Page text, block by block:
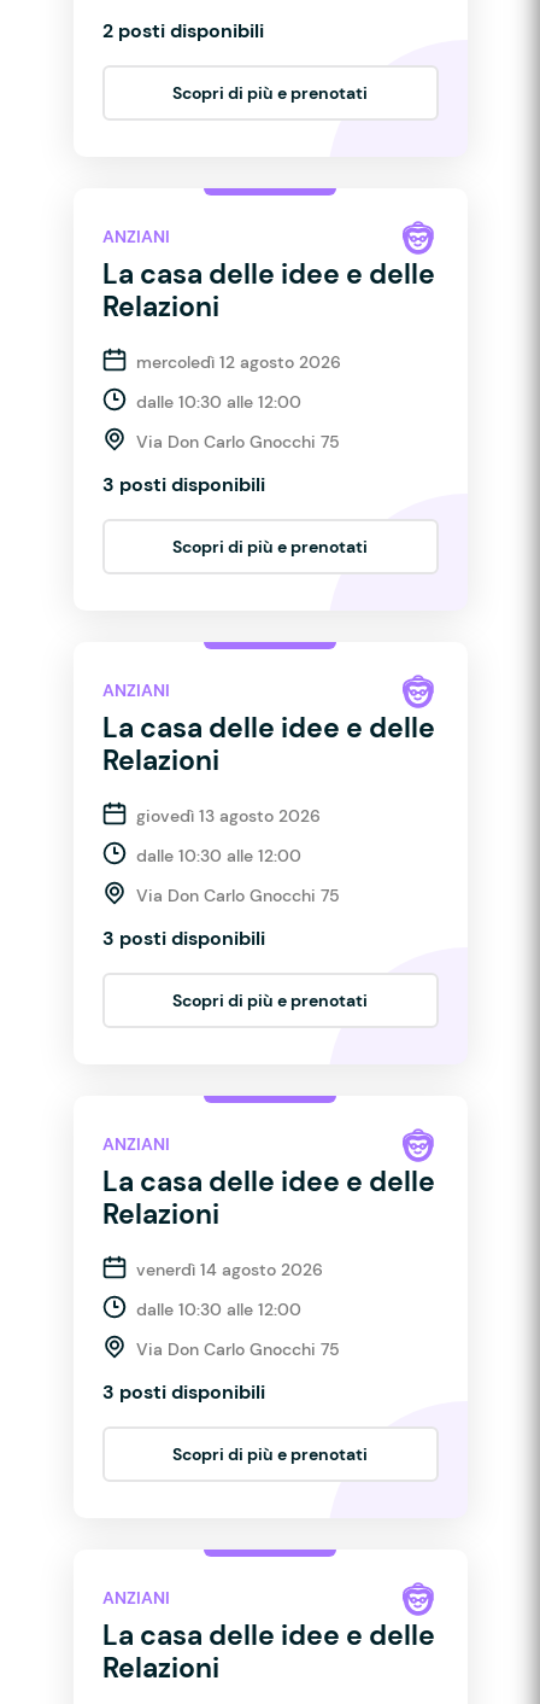
2 posti disponibili
Scopri di più e prenotati
ANZIANI
La casa delle idee e delle
Relazioni
mercoledì 12 agosto 2026
dalle 10:30 alle 12:00
Via Don Carlo Gnocchi 75
3 posti disponibili
Scopri di più e prenotati
ANZIANI
La casa delle idee e delle
Relazioni
giovedì 13 agosto 2026
dalle 10:30 alle 12:00
Via Don Carlo Gnocchi 75
3 posti disponibili
Scopri di più e prenotati
ANZIANI
La casa delle idee e delle
Relazioni
venerdì 14 agosto 2026
dalle 10:30 alle 12:00
Via Don Carlo Gnocchi 75
3 posti disponibili
Scopri di più e prenotati
ANZIANI
La casa delle idee e delle
Relazioni